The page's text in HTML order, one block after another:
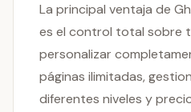
La principal ventaja de
es el control total sobre
personalizar
páginas ilimitadas,
diferentes niveles y